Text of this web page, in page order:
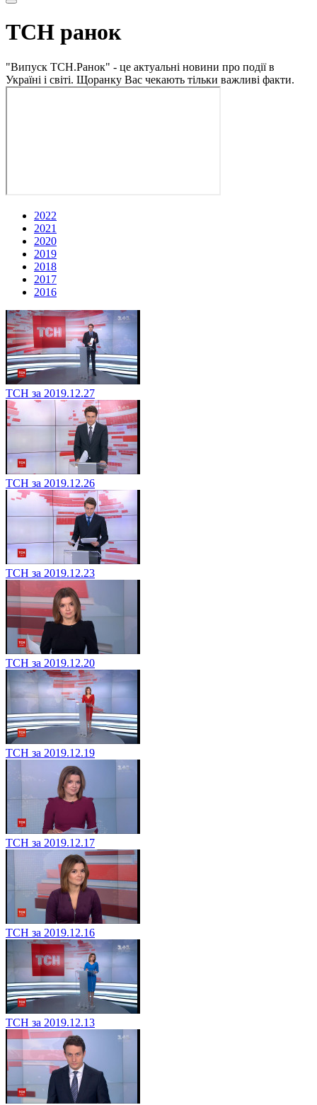
ТСН ранок
"Випуск ТСН.Ранок" - це актуальні новини про події в
Україні і світі. Щоранку Вас чекають тільки важливі факти.
2022
2021
2020
2019
2018
2017
2016
ТСН за 2019.12.27
ТСН за 2019.12.26
ТСН за 2019.12.23
ТСН за 2019.12.20
ТСН за 2019.12.19
ТСН за 2019.12.17
ТСН за 2019.12.16
ТСН за 2019.12.13